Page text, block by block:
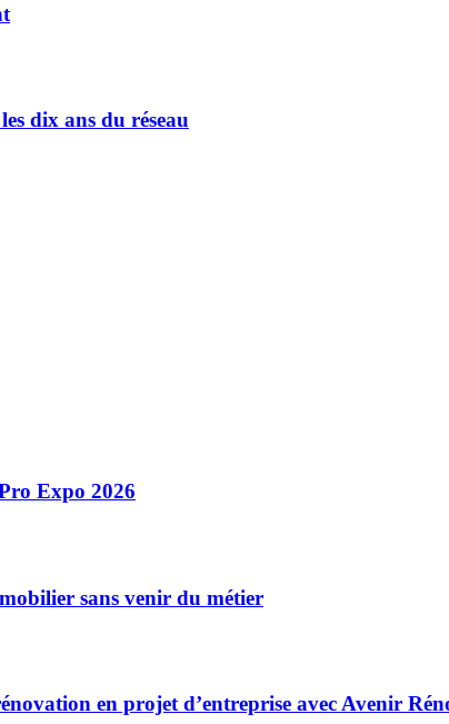
dix ans du réseau
Expo 2026
sans venir du métier
en projet d’entreprise avec Avenir